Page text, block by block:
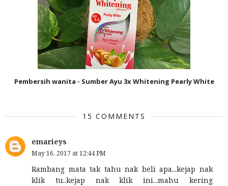
Pembersih wanita - Sumber Ayu 3x Whitening Pearly White
15 COMMENTS
emarieys
May 16, 2017 at 12:44 PM
Rambang mata tak tahu nak beli apa...kejap nak
klik tu..kejap nak klik ini...mahu kering